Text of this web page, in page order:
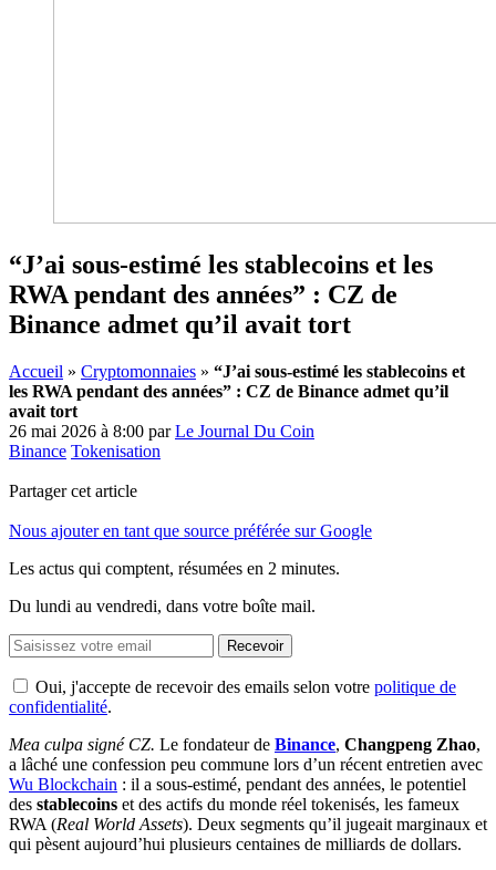
“J’ai sous-estimé les stablecoins et les
RWA pendant des années” : CZ de
Binance admet qu’il avait tort
Accueil » Cryptomonnaies » “J’ai sous-estimé les stablecoins et
les RWA pendant des années” : CZ de Binance admet qu’il
avait tort
26 mai 2026 à 8:00 parLe Journal Du Coin
Binance Tokenisation
Partager cet article
Nous ajouter en tant que source préférée sur Google
Les actus qui comptent, résumées en 2 minutes.
Du lundi au vendredi, dans votre boîte mail.
Recevoir
Oui, j'accepte de recevoir des emails selon votre politique de
confidentialité.
Mea culpa signé CZ. Le fondateur de Binance, Changpeng Zhao,
a lâché une confession peu commune lors d’un récent entretien avec
Wu Blockchain : il a sous-estimé, pendant des années, le potentiel
des stablecoins et des actifs du monde réel tokenisés, les fameux
RWA (Real World Assets). Deux segments qu’il jugeait marginaux et
qui pèsent aujourd’hui plusieurs centaines de milliards de dollars.